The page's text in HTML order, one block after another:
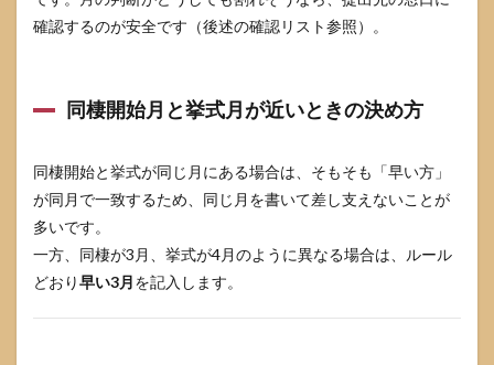
9.3
事前
する
人
当し
たら
確認
推
奨）
10
確認するのが安全です（後述の確認リスト参照）。
同棲開始月と挙式月が近いときの決め方
同棲開始と挙式が同じ月にある場合は、そもそも「早い方」
が同月で一致するため、同じ月を書いて差し支えないことが
多いです。
一方、同棲が3月、挙式が4月のように異なる場合は、ルール
どおり早い3月を記入します。